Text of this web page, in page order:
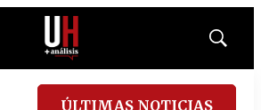
Mostrar
ÚLTIMAS NOTICIAS